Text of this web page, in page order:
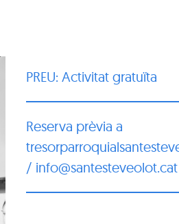
PREU: Activitat gratuïta
Reserva prèvia a
/ info@santesteveolot.cat